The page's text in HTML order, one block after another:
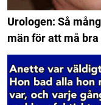
Urologen: Så
män för att må bra